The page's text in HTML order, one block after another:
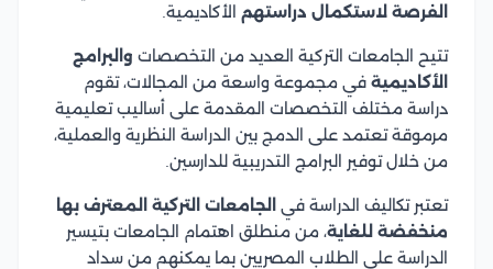
الفرصة لاستكمال دراستهم الأكاديمية.
تتيح الجامعات التركية العديد من التخصصات والبرامج
الأكاديمية في مجموعة واسعة من المجالات، تقوم
دراسة مختلف التخصصات المقدمة على أساليب تعليمية
مرموقة تعتمد على الدمج بين الدراسة النظرية والعملية،
من خلال توفير البرامج التدريبية للدارسين.
تعتبر تكاليف الدراسة في الجامعات التركية المعترف بها
منخفضة للغاية، من منطلق اهتمام الجامعات بتيسير
الدراسة على الطلاب المصريين بما يمكنهم من سداد